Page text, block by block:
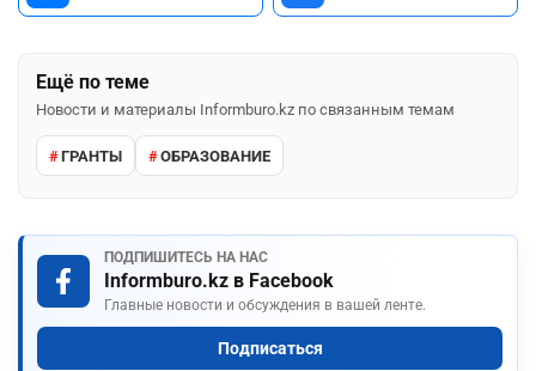
Ещё по теме
Новости и материалы Informburo.kz по связанным темам
ГРАНТЫ ОБРАЗОВАНИЕ
ПОДПИШИТЕСЬ НА НАС
Informburo.kz в Facebook
Главные новости и обсуждения в вашей ленте.
Подписаться